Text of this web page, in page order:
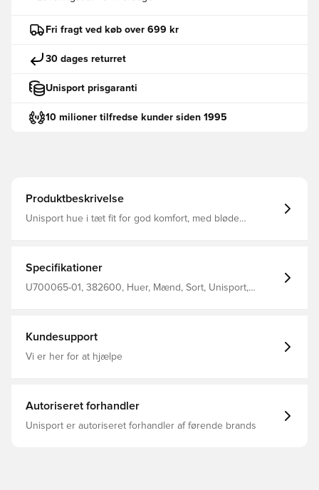
Fri fragt ved køb over 699 kr
30 dages returret
Unisport prisgaranti
10 milioner tilfredse kunder siden 1995
Produktbeskrivelse
Unisport hue i tæt fit for god komfort, med bløde
Specifikationer
U700065-01, 382600, Huer, Mænd, Sort, Unisport,
Kundesupport
Vi er her for at hjælpe
Autoriseret forhandler
Unisport er autoriseret forhandler af førende brands